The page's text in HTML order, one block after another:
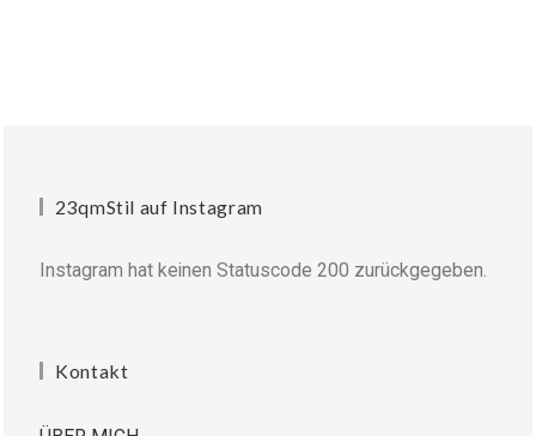
23qmStil auf Instagram
Instagram hat keinen Statuscode 200 zurückgegeben.
Kontakt